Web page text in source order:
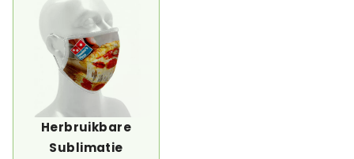
Herbruikbare
Sublimatie